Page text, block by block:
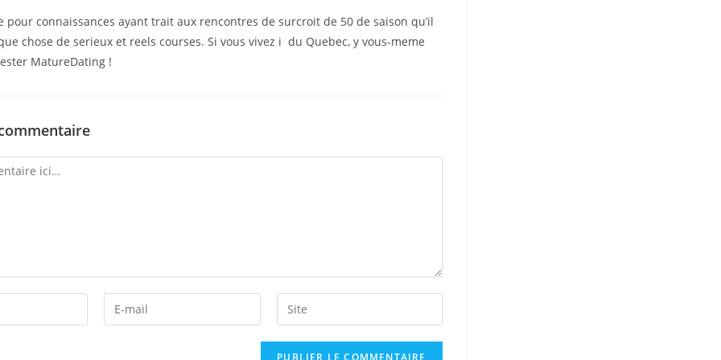
pour connaissances ayant trait aux rencontres de surcroit de 50 de saison qu’il
chose de serieux et reels courses. Si vous vivez i du Quebec, y vous-meme
MatureDating !
Enter
your
Enter
your
website